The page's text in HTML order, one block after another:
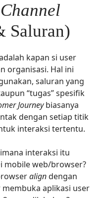
Saluran)
kapan si user
organisasi. Hal ini
saluran yang
“tugas” spesifik
Journeybiasanya
dengan setiap titik
interaksi tertentu.
interaksi itu
mobile web/browser?
aligndengan
aplikasi user